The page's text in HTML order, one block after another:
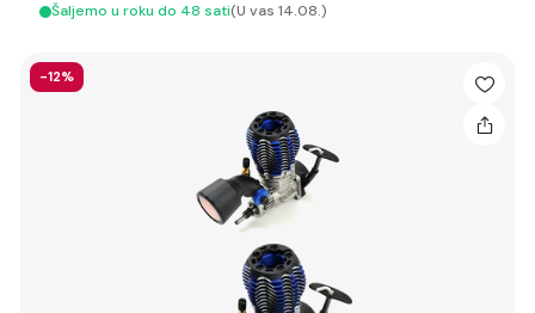
Šaljemo u roku do 48 sati(U vas 14.08.)
-12%